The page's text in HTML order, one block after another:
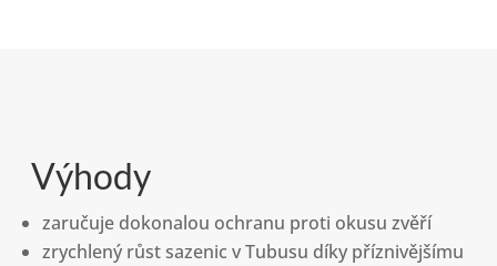
Výhody
zaručuje dokonalou ochranu proti okusu zvěří
zrychlený růst sazenic v Tubusu díky příznivějšímu